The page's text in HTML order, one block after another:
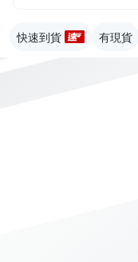
快速到貨 有現貨